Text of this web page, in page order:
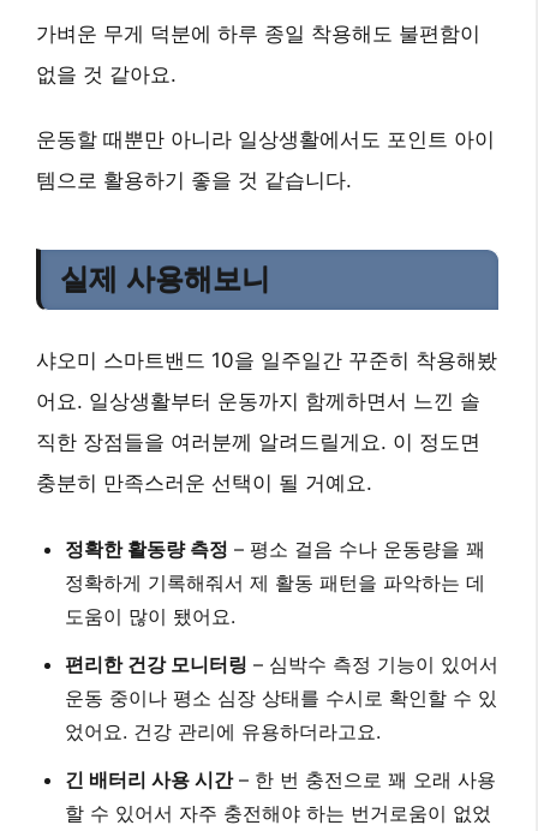
가벼운 무게 덕분에 하루 종일 착용해도 불편함이
없을 것 같아요.
운동할 때뿐만 아니라 일상생활에서도 포인트 아이
템으로 활용하기 좋을 것 같습니다.
실제 사용해보니
샤오미 스마트밴드 10을 일주일간 꾸준히 착용해봤
어요. 일상생활부터 운동까지 함께하면서 느낀 솔
직한 장점들을 여러분께 알려드릴게요. 이 정도면
충분히 만족스러운 선택이 될 거예요.
정확한 활동량 측정 – 평소 걸음 수나 운동량을 꽤
정확하게 기록해줘서 제 활동 패턴을 파악하는 데
도움이 많이 됐어요.
편리한 건강 모니터링 – 심박수 측정 기능이 있어서
운동 중이나 평소 심장 상태를 수시로 확인할 수 있
었어요. 건강 관리에 유용하더라고요.
긴 배터리 사용 시간– 한 번 충전으로 꽤 오래 사용
할 수 있어서 자주 충전해야 하는 번거로움이 없었